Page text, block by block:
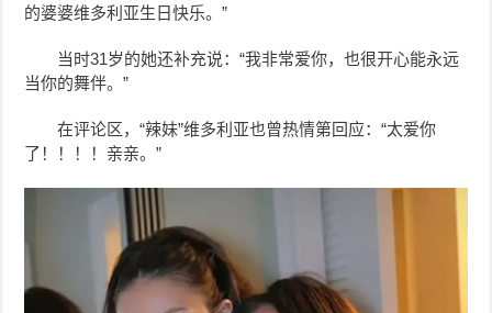
的婆婆维多利亚生日快乐。”
当时31岁的她还补充说：“我非常爱你，也很开心能永远
当你的舞伴。”
在评论区，“辣妹”维多利亚也曾热情第回应：“太爱你
了！！！！亲亲。”